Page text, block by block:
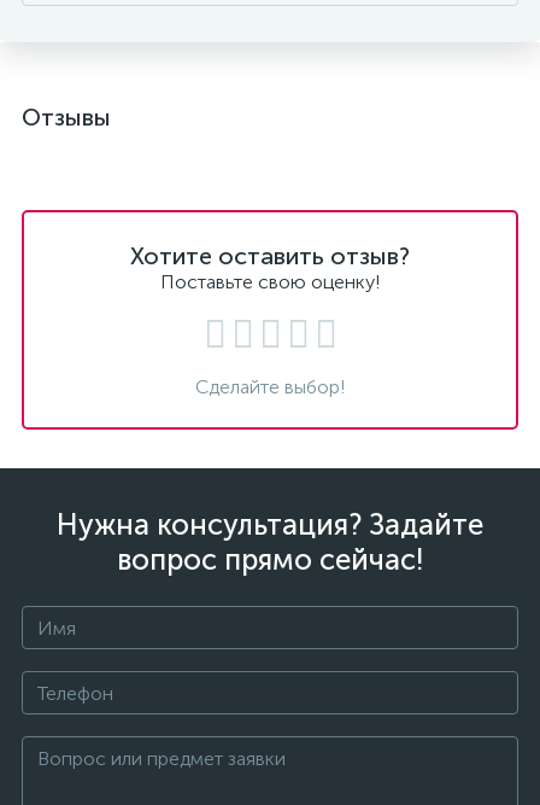
Отзывы
Хотите оставить отзыв?
Поставьте свою оценку!
Сделайте выбор!
Нужна консультация? Задайте
вопрос прямо сейчас!